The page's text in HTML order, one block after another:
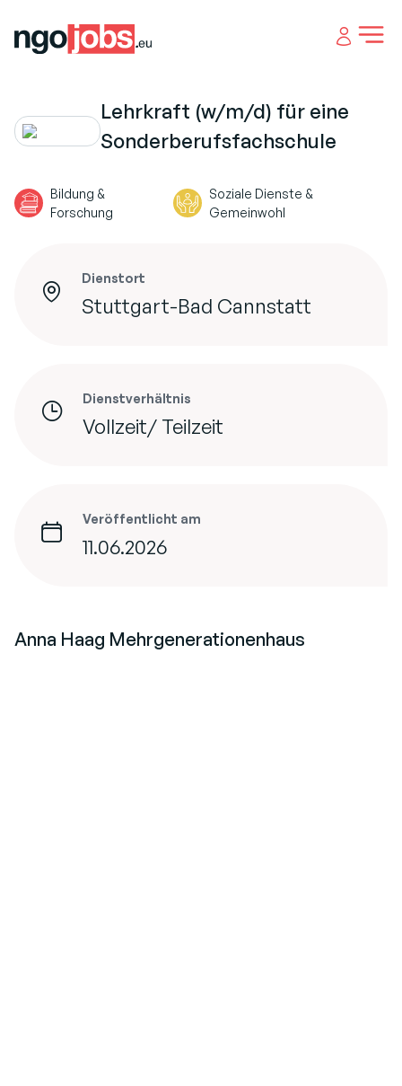
Open
Lehrkraft (w/m/d) für eine
Sonderberufsfachschule
Bildung &
Forschung
Soziale Dienste &
Gemeinwohl
Dienstort
Stuttgart-Bad Cannstatt
Dienstverhältnis
Vollzeit/ Teilzeit
Veröffentlicht am
11.06.2026
Anna Haag Mehrgenerationenhaus